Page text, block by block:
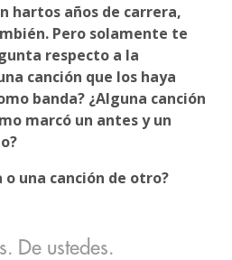
hartos años de carrera,
Pero solamente te
respecto a la
canción que los haya
banda? ¿Alguna canción
marcó un antes y un
o una canción de otro?
De ustedes.